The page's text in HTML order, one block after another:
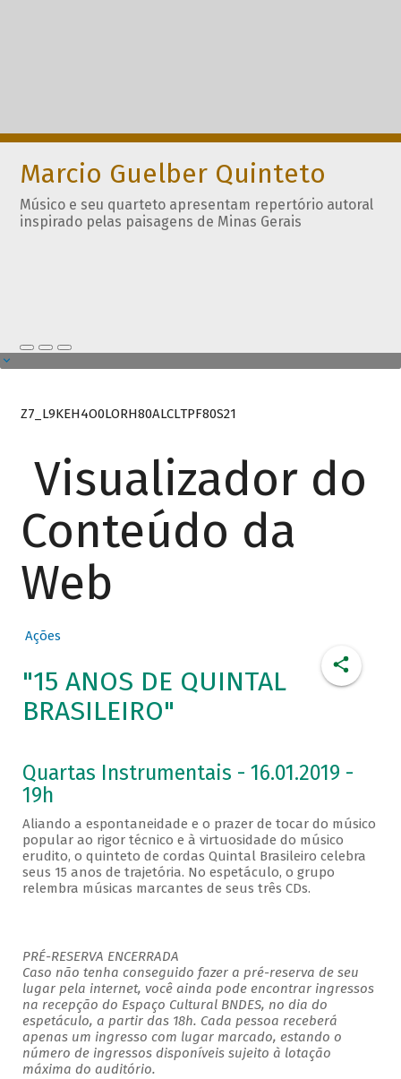
Marcio Guelber Quinteto
Músico e seu quarteto apresentam repertório autoral
inspirado pelas paisagens de Minas Gerais
Z7_L9KEH4O0LORH80ALCLTPF80S21
Visualizador do
Conteúdo da
Web
Ações
"15 ANOS DE QUINTAL
BRASILEIRO"
Quartas Instrumentais - 16.01.2019 -
19h
Aliando a espontaneidade e o prazer de tocar do músico
popular ao rigor técnico e à virtuosidade do músico
erudito, o quinteto de cordas Quintal Brasileiro celebra
seus 15 anos de trajetória. No espetáculo, o grupo
relembra músicas marcantes de seus três CDs.
PRÉ-RESERVA ENCERRADA
Caso não tenha conseguido fazer a pré-reserva de seu
lugar pela internet, você ainda pode encontrar ingressos
na recepção do Espaço Cultural BNDES, no dia do
espetáculo, a partir das 18h. Cada pessoa receberá
apenas um ingresso com lugar marcado, estando o
número de ingressos disponíveis sujeito à lotação
máxima do auditório.